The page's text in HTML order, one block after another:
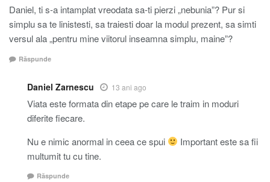
Daniel, ti s-a intamplat vreodata sa-ti pierzi „nebunia”? Pur si
simplu sa te linistesti, sa traiesti doar la modul prezent, sa simti
versul ala „pentru mine viitorul inseamna simplu, maine”?
Răspunde
Daniel Zarnescu 13 ani ago
Viata este formata din etape pe care le traim in moduri
diferite fiecare.
Nu e nimic anormal in ceea ce spui
Important este sa fii
multumit tu cu tine.
Răspunde